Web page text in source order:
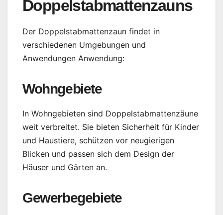
Doppelstabmattenzauns
Der Doppelstabmattenzaun findet in
verschiedenen Umgebungen und
Anwendungen Anwendung:
Wohngebiete
In Wohngebieten sind Doppelstabmattenzäune
weit verbreitet. Sie bieten Sicherheit für Kinder
und Haustiere, schützen vor neugierigen
Blicken und passen sich dem Design der
Häuser und Gärten an.
Gewerbegebiete